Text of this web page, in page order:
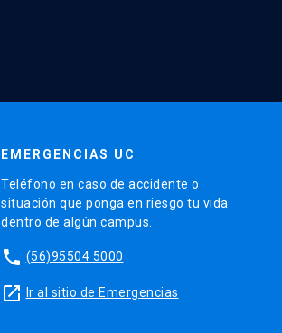
EMERGENCIAS UC
Teléfono en caso de accidente o
situación que ponga en riesgo tu vida
dentro de algún campus.
phone (56)95504 5000
launch Ir al sitio de Emergencias